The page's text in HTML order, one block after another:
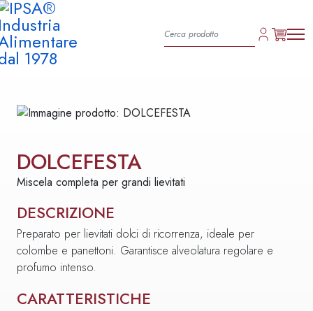
DOLCEFESTA
Miscela completa per grandi lievitati
DESCRIZIONE
Preparato per lievitati dolci di ricorrenza, ideale per
colombe e panettoni. Garantisce alveolatura regolare e
profumo intenso.
CARATTERISTICHE